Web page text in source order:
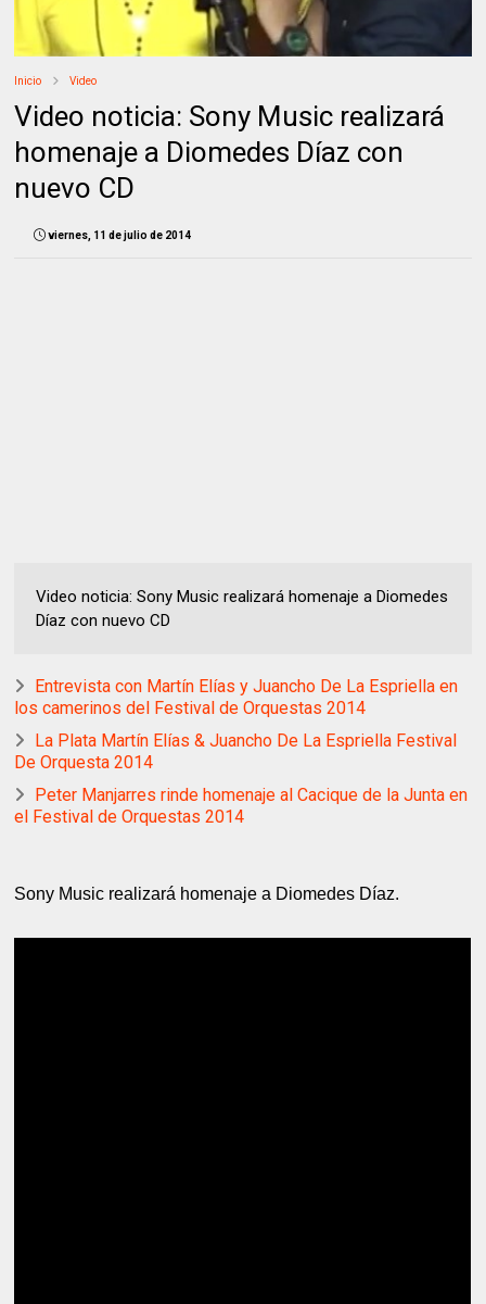
Inicio Video
Video noticia: Sony Music realizará
homenaje a Diomedes Díaz con
nuevo CD
viernes, 11 de julio de 2014
Video noticia: Sony Music realizará homenaje a Diomedes
Díaz con nuevo CD
Entrevista con Martín Elías y Juancho De La Espriella en
los camerinos del Festival de Orquestas 2014
La Plata Martín Elías & Juancho De La Espriella Festival
De Orquesta 2014
Peter Manjarres rinde homenaje al Cacique de la Junta en
el Festival de Orquestas 2014
Sony Music realizará homenaje a Diomedes Díaz.